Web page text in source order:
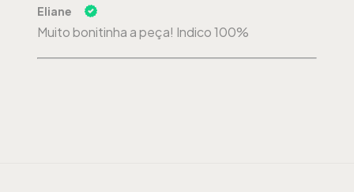
Eliane
Muito bonitinha a peça! Indico 100%